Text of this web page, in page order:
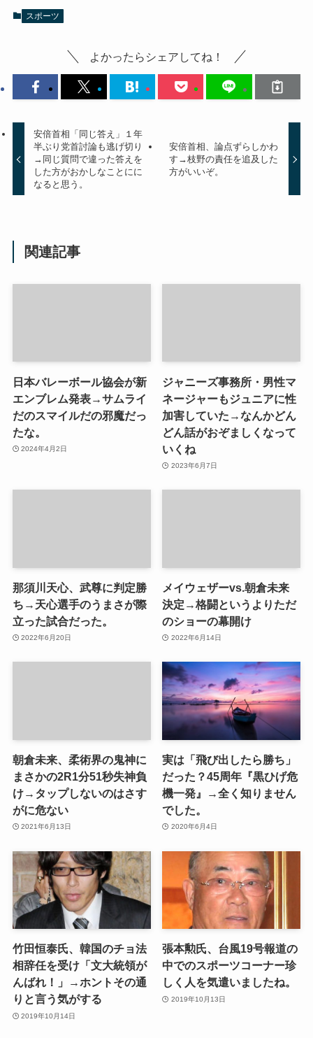
スポーツ
よかったらシェアしてね！
安倍首相「同じ答え」１年
半ぶり党首討論も逃げ切り
→同じ質問で違った答えを
した方がおかしなことにに
なると思う。
安倍首相、論点ずらしかわ
す→枝野の責任を追及した
方がいいぞ。
関連記事
日本バレーボール協会が新
エンブレム発表→サムライ
だのスマイルだの邪魔だっ
たな。
2024年4月2日
ジャニーズ事務所・男性マ
ネージャーもジュニアに性
加害していた→なんかどん
どん話がおぞましくなって
いくね
2023年6月7日
那須川天心、武尊に判定勝
ち→天心選手のうまさが際
立った試合だった。
2022年6月20日
メイウェザーvs.朝倉未来
決定→格闘というよりただ
のショーの幕開け
2022年6月14日
朝倉未来、柔術界の鬼神に
まさかの2R1分51秒失神負
け→タップしないのはさす
がに危ない
2021年6月13日
実は「飛び出したら勝ち」
だった？45周年『黒ひげ危
機一発』→全く知りません
でした。
2020年6月4日
竹田恒泰氏、韓国のチョ法
相辞任を受け「文大統領が
んばれ！」→ホントその通
りと言う気がする
2019年10月14日
張本勲氏、台風19号報道の
中でのスポーツコーナー珍
しく人を気遣いましたね。
2019年10月13日